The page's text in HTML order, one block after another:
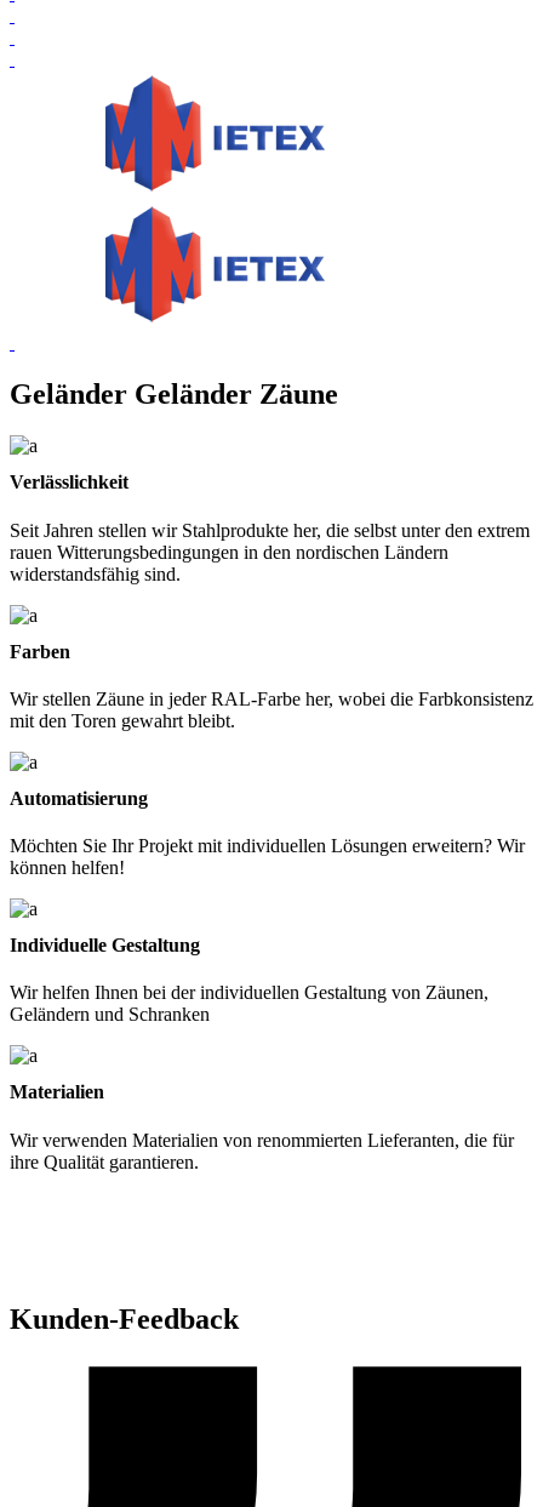
Geländer Geländer Zäune
Verlässlichkeit
Seit Jahren stellen wir Stahlprodukte her, die selbst unter den extrem
rauen Witterungsbedingungen in den nordischen Ländern
widerstandsfähig sind.
Farben
Wir stellen Zäune in jeder RAL-Farbe her, wobei die Farbkonsistenz
mit den Toren gewahrt bleibt.
Automatisierung
Möchten Sie Ihr Projekt mit individuellen Lösungen erweitern? Wir
können helfen!
Individuelle Gestaltung
Wir helfen Ihnen bei der individuellen Gestaltung von Zäunen,
Geländern und Schranken
Materialien
Wir verwenden Materialien von renommierten Lieferanten, die für
ihre Qualität garantieren.
Kunden-Feedback